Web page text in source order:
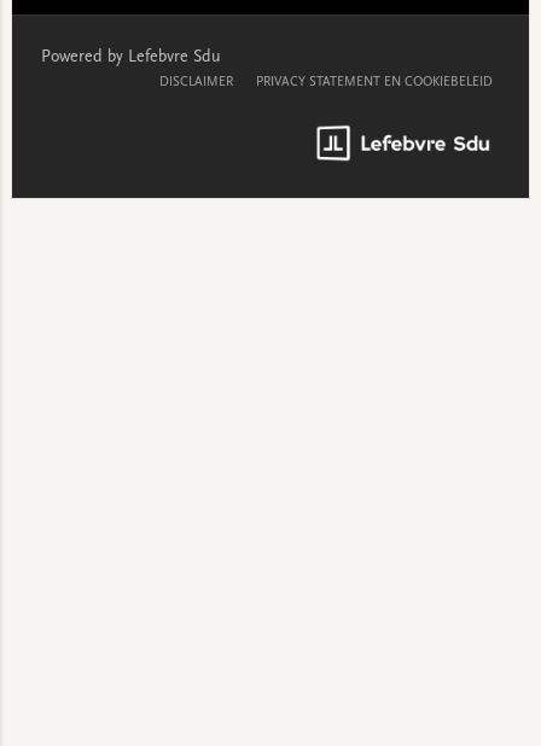
Powered by Lefebvre Sdu
DISCLAIMER PRIVACY STATEMENT EN COOKIEBELEID